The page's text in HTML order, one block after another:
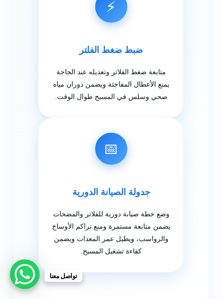
⚡
ضبط ضغط الفلتر
متابعة ضغط الفلاتر وتعديله عند الحاجة
يمنع الأعطال المفاجئة ويضمن دوران مياه
صحي وسلس في المسبح طوال الوقت.
📅
جدولة الصيانة الدورية
وضع خطة صيانة دورية للفلاتر والمضخات
يضمن متابعة مستمرة ومنع تراكم الأوساخ
والرواسب، ويطيل عمر المعدات ويضمن
كفاءة تشغيل المسبح.
تواصل معنا